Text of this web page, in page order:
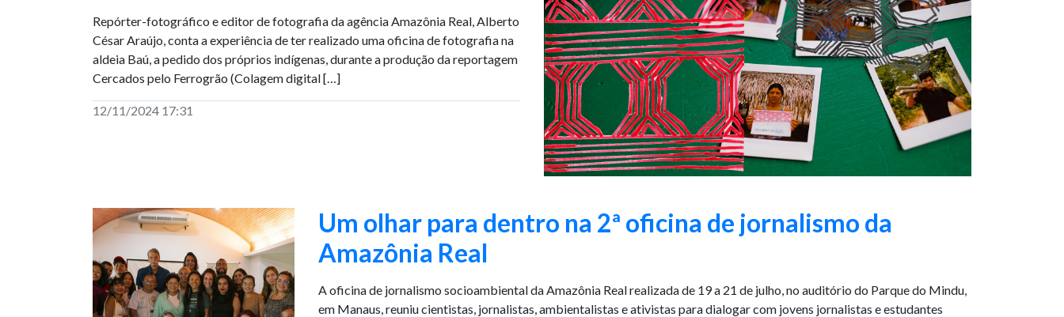
Repórter-fotográfico e editor de fotografia da agência Amazônia Real, Alberto
César Araújo, conta a experiência de ter realizado uma oficina de fotografia na
aldeia Baú, a pedido dos próprios indígenas, durante a produção da reportagem
Cercados pelo Ferrogrão (Colagem digital […]
12/11/2024 17:31
Um olhar para dentro na 2ª oficina de jornalismo da
Amazônia Real
A oficina de jornalismo socioambiental da Amazônia Real realizada de 19 a 21 de julho, no auditório do Parque do Mindu,
em Manaus, reuniu cientistas, jornalistas, ambientalistas e ativistas para dialogar com jovens jornalistas e estudantes